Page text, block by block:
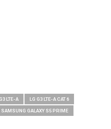
LTE-A LG G3 LTE-A CAT 6
SAMSUNG GALAXY S5 PRIME